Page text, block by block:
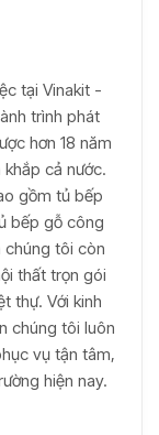
tại Vinakit -
trình phát
hơn 18 năm
cả nước.
gồm tủ bếp
bếp gỗ công
chúng tôi còn
thất trọn gói
thự. Với kinh
chúng tôi luôn
vụ tận tâm,
hiện nay.